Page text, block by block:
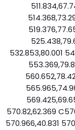
532.853,80.001
570.82,62.369
570.966,40.831